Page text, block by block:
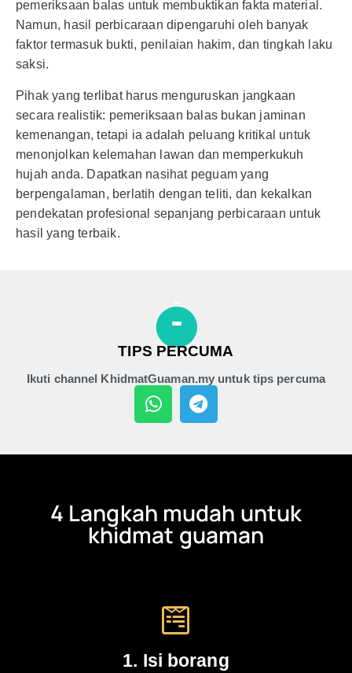
pemeriksaan balas untuk membuktikan fakta material.
Namun, hasil perbicaraan dipengaruhi oleh banyak
faktor termasuk bukti, penilaian hakim, dan tingkah laku
saksi.
Pihak yang terlibat harus menguruskan jangkaan
secara realistik: pemeriksaan balas bukan jaminan
kemenangan, tetapi ia adalah peluang kritikal untuk
menonjolkan kelemahan lawan dan memperkukuh
hujah anda. Dapatkan nasihat peguam yang
berpengalaman, berlatih dengan teliti, dan kekalkan
pendekatan profesional sepanjang perbicaraan untuk
hasil yang terbaik.
TIPS PERCUMA
Ikuti channel KhidmatGuaman.my untuk tips percuma
4 Langkah mudah untuk
khidmat guaman
1. Isi borang